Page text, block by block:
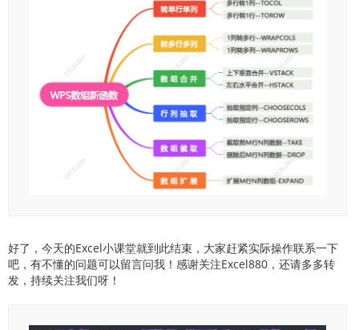
好了，今天的Excel小课堂就到此结束，大家赶紧实际操作联系一下
吧，有不懂的问题可以留言问我！感谢关注Excel880，还请多多转
发，持续关注我们呀！